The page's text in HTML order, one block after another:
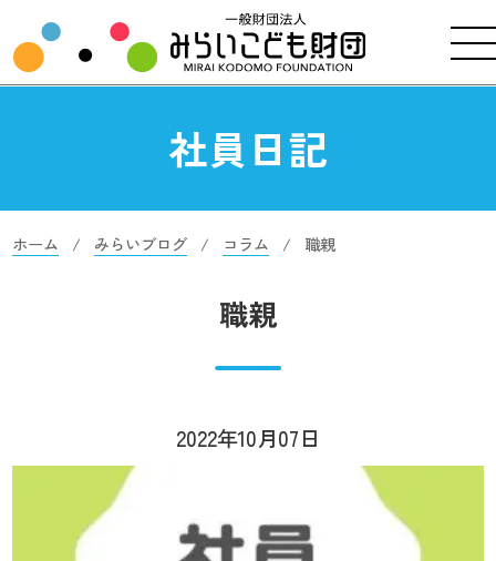
社員日記
ホーム みらいブログ コラム 職親
職親
2022年10月07日